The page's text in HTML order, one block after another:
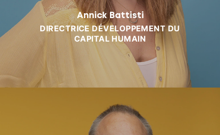
Annick Battisti
DIRECTRICE DÉVELOPPEMENT DU
CAPITAL HUMAIN